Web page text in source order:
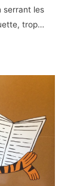
serrant les
trop…